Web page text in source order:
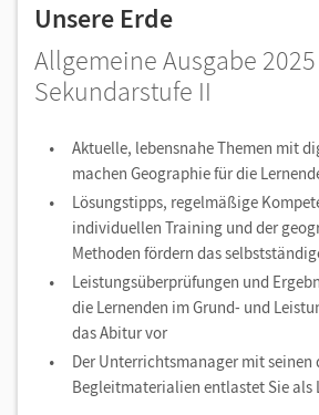
Unsere Erde
Allgemeine Ausgabe
Sekundarstufe II
Aktuelle, lebensnahe Themen mit
machen Geographie für die
Lösungstipps, regelmäßige
individuellen Training und der
Methoden fördern das
Leistungsüberprüfungen und
die Lernenden im Grund- und
das Abitur vor
Der Unterrichtsmanager mit seinen
Begleitmaterialien entlastet Sie als